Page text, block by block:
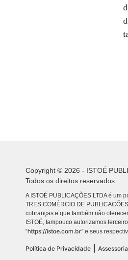
Copyright © 2026 - ISTOÉ
Todos os direitos reservados.
A ISTOÉ PUBLICAÇÕES LTDA é um
TRES COMÉRCIO DE
cobranças e que também não
ISTOÉ, tampouco autorizamos
“https://istoe.com.br” e seus
Política de Privacidade |